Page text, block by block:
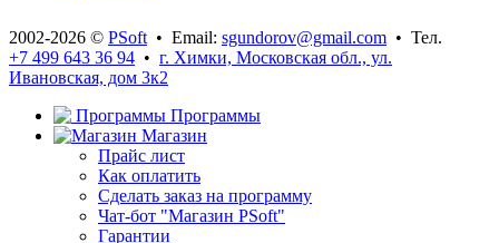
2002-2026 © PSoft • Email: sgundorov@gmail.com • Тел.
+7 499 643 36 94 • г. Химки, Московская обл., ул.
Ивановская, дом 3к2
Программы
Магазин
Прайс лист
Как оплатить
Сделать заказ на программу
Чат-бот "Магазин PSoft"
Гарантии